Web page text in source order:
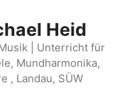
Heid
| Unterricht für
Mundharmonika,
, Landau, SÜW